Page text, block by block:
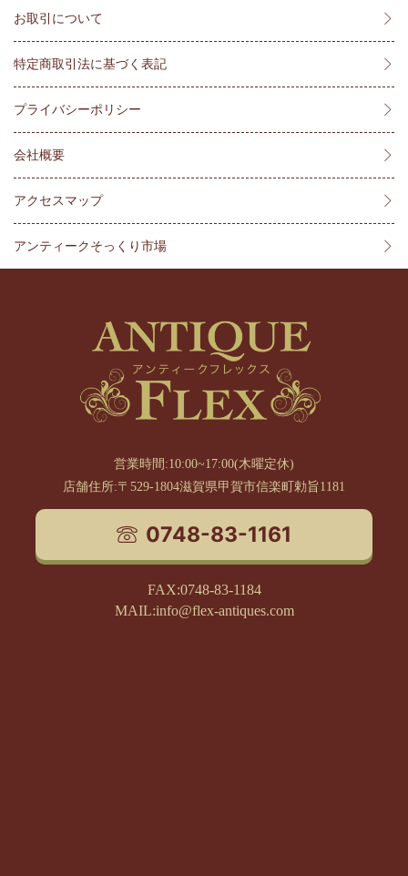
お取引について
特定商取引法に基づく表記
プライバシーポリシー
会社概要
アクセスマップ
アンティークそっくり市場
営業時間:10:00~17:00(木曜定休)
店舗住所:〒529-1804滋賀県甲賀市信楽町勅旨1181
0748-83-1161
FAX:0748-83-1184
MAIL:info@flex-antiques.com